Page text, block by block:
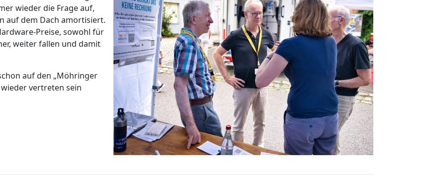
wieder die Frage auf,
auf dem Dach amortisiert.
Preise, sowohl für
weiter fallen und damit
auf den „Möhringer
vertreten sein